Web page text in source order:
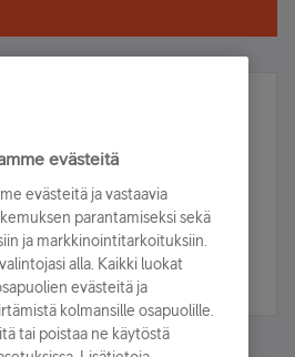
ja voita!
olet mukana arvonnassa.
evästeitä
evästeitä ja vastaavia
parantamiseksi sekä
ja markkinointitarkoituksiin.
alla. Kaikki luokat
evästeitä ja
kolmansille osapuolille.
tai poistaa ne käytöstä